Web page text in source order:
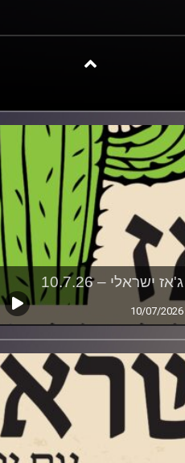
ג'אז ישראלי – 10.7.26
10/07/2026